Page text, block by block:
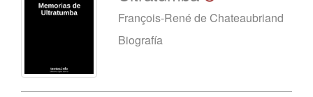
François-René de Chateaubriand
Biografía